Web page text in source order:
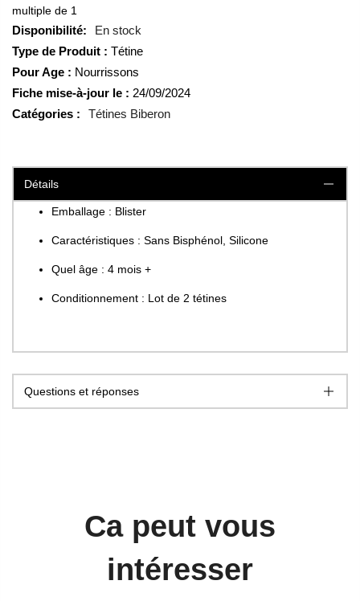
multiple de 1
En stock
Type de Produit : Tétine
Pour Age : Nourrissons
Fiche mise-à-jour le : 24/09/2024
Catégories :
Tétines Biberon
Détails
Emballage : Blister
Caractéristiques : Sans Bisphénol, Silicone
Quel âge : 4 mois +
Conditionnement : Lot de 2 tétines
Questions et réponses
Ca peut vous
intéresser